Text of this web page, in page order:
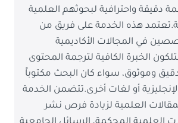
دقيقة واحترافية لبحوثهم العلمية
هذه الخدمة على فريق من
في المجالات الأكاديمية
الخبرة الكافية لترجمة المحتوى
وموثوق، سواء كان البحث مكتوباً
الإنجليزية أو لغات أخرى.تتضمن الخدمة
العلمية لزيادة فرص نشر